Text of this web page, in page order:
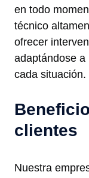
en todo
técnico
ofrecer
adaptándose
cada situación.
clientes
Nuestra